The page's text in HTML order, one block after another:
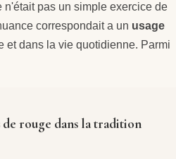
pas un simple exercice de
correspondait a un usage
et dans la vie quotidienne. Parmi
de rouge dans la tradition